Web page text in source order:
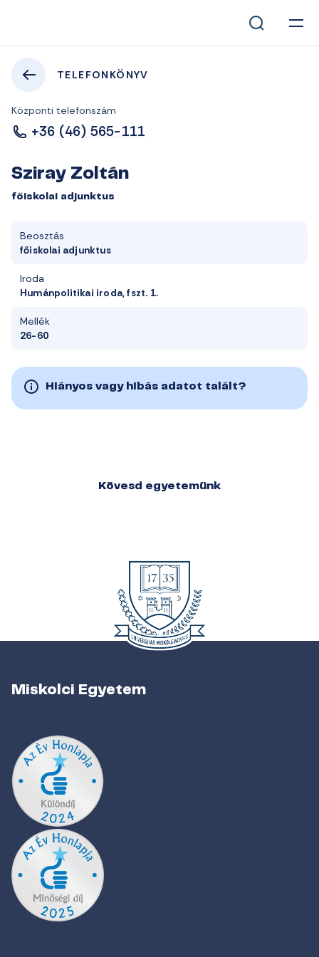
TELEFONKÖNYV
Központi telefonszám
+36 (46) 565-111
Sziray Zoltán
főiskolai adjunktus
Beosztás
főiskolai adjunktus
Iroda
Humánpolitikai iroda, fszt. 1.
Mellék
26-60
Hiányos vagy hibás adatot talált?
Kövesd egyetemünk
Miskolci Egyetem